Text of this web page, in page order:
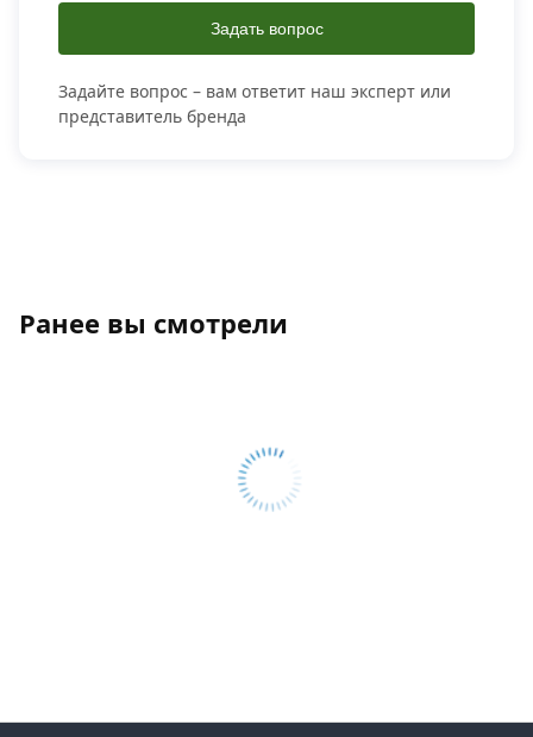
Задать вопрос
Задайте вопрос – вам ответит наш эксперт или
представитель бренда
Ранее вы смотрели